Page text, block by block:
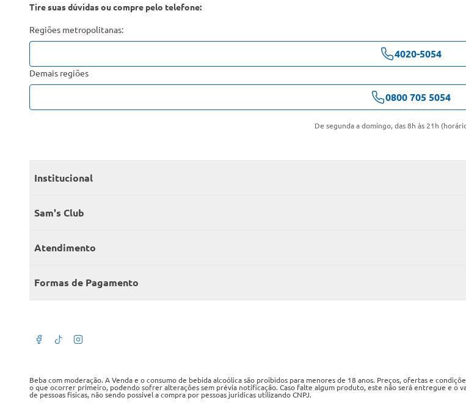
Tire suas dúvidas ou compre pelo telefone:
Regiões metropolitanas:
4020-5054
Demais regiões
0800 705 5054
De segunda a domingo, das 8h às 21h
Institucional
Quem somos
Encontre um Clube
Sam's Club
Seja sócio
Member’s Mark
Atendimento
Fale conosco
Atendimento em libras
Termos de Uso
Política de privacidade
Formas de Pagamento
Beba com moderação. A Venda e o consumo de bebida alcoólica são proibidos para menores de 18 anos. Preços, ofertas e
o que ocorrer primeiro, podendo sofrer alterações sem prévia notificação. Caso falte algum produto, este não será entregue e o
de pessoas fisicas, não sendo possivel a compra por pessoas juridicas utilizando CNPJ.